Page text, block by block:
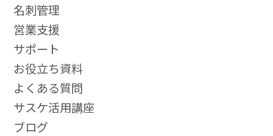
名刺管理
営業支援
サポート
お役立ち資料
よくある質問
サスケ活用講座
ブログ